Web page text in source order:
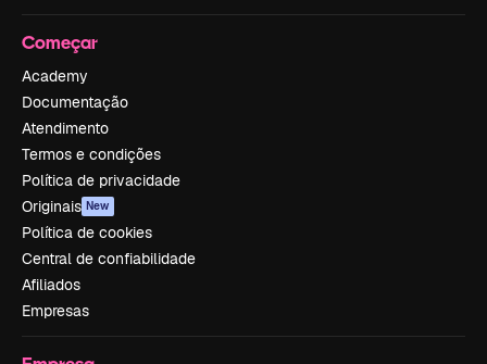
Começar
Academy
Documentação
Atendimento
Termos e condições
Política de privacidade
Originais New
Política de cookies
Central de confiabilidade
Afiliados
Empresas